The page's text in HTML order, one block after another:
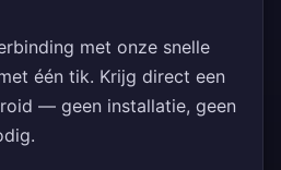
met onze snelle
één tik. Krijg direct een
— geen installatie, geen